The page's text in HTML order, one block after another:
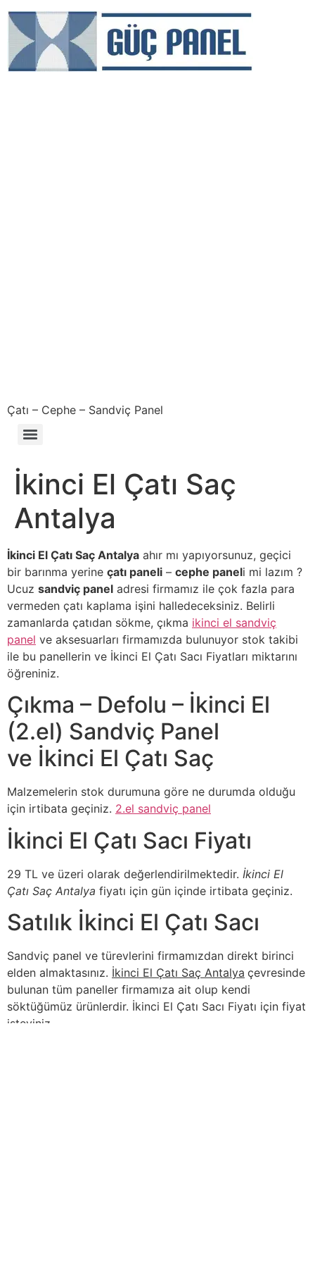
Çatı – Cephe – Sandviç Panel
İkinci El Çatı Saç
Antalya
İkinci El Çatı Saç Antalya ahır mı yapıyorsunuz, geçici
bir barınma yerine çatı paneli – cephe paneli mi lazım ?
Ucuz sandviç panel adresi firmamız ile çok fazla para
vermeden çatı kaplama işini halledeceksiniz. Belirli
zamanlarda çatıdan sökme, çıkma ikinci el sandviç
panel ve aksesuarları firmamızda bulunuyor stok takibi
ile bu panellerin ve İkinci El Çatı Sacı Fiyatları miktarını
öğreniniz.
Çıkma – Defolu – İkinci El
(2.el) Sandviç Panel
ve İkinci El Çatı Saç
Malzemelerin stok durumuna göre ne durumda olduğu
için irtibata geçiniz. 2.el sandviç panel
İkinci El Çatı Sacı Fiyatı
29 TL ve üzeri olarak değerlendirilmektedir. İkinci El
Çatı Saç Antalya fiyatı için gün içinde irtibata geçiniz.
Satılık İkinci El Çatı Sacı
Sandviç panel ve türevlerini firmamızdan direkt birinci
elden almaktasınız. İkinci El Çatı Saç Antalya çevresinde
bulunan tüm paneller firmamıza ait olup kendi
söktüğümüz ürünlerdir. İkinci El Çatı Sacı Fiyatı için fiyat
isteyiniz.